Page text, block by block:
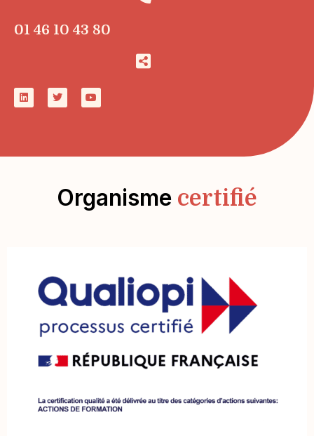
01 46 10 43 80
Organisme certifié